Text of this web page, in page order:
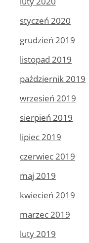
styczeń 2020
grudzień 2019
listopad 2019
październik 2019
wrzesień 2019
sierpień 2019
lipiec 2019
czerwiec 2019
maj 2019
kwiecień 2019
marzec 2019
luty 2019